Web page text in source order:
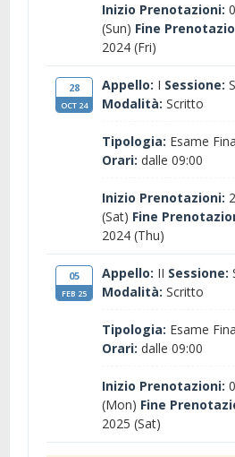
Inizio Prenotazioni:
(Sun) Fine
2024 (Fri)
28
OCT 24
Appello: I Sessione:
Modalità: Scritto
Tipologia: Esame
Orari: dalle 09:00
Inizio Prenotazioni:
(Sat) Fine
2024 (Thu)
05
FEB 25
Appello: II Sessione:
Modalità: Scritto
Tipologia: Esame
Orari: dalle 09:00
Inizio Prenotazioni:
(Mon) Fine
2025 (Sat)